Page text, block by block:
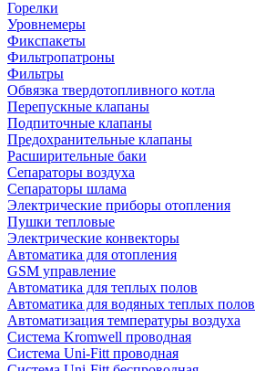
Горелки
Уровнемеры
Фикспакеты
Фильтропатроны
Фильтры
Обвязка твердотопливного котла
Перепускные клапаны
Подпиточные клапаны
Предохранительные клапаны
Расширительные баки
Сепараторы воздуха
Сепараторы шлама
Электрические приборы отопления
Пушки тепловые
Электрические конвекторы
Автоматика для отопления
GSM управление
Автоматика для теплых полов
Автоматика для водяных теплых полов
Автоматизация температуры воздуха
Система Kromwell проводная
Система Uni-Fitt проводная